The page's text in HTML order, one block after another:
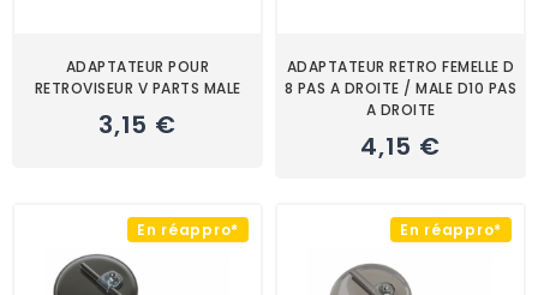
ADAPTATEUR POUR
RETROVISEUR V PARTS MALE
3,15 €
ADAPTATEUR RETRO FEMELLE D
8 PAS A DROITE / MALE D10 PAS
A DROITE
4,15 €
En réappro* En réappro*